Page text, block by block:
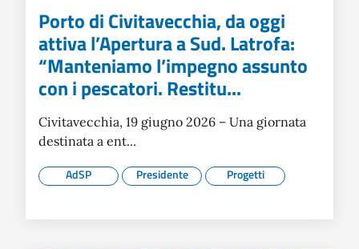
Porto di Civitavecchia, da oggi
attiva l’Apertura a Sud. Latrofa:
“Manteniamo l’impegno assunto
con i pescatori. Restitu...
Civitavecchia, 19 giugno 2026 – Una giornata
destinata a ent...
AdSP Presidente Progetti